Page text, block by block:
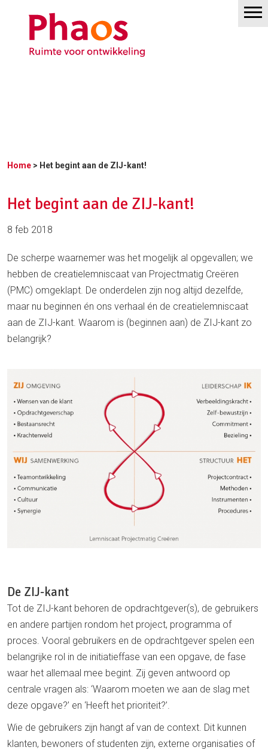
Home > Het begint aan de ZIJ-kant!
Het begint aan de ZIJ-kant!
8 feb 2018
De scherpe waarnemer was het mogelijk al opgevallen; we
hebben de creatielemniscaat van Projectmatig Creëren
(PMC) omgeklapt. De onderdelen zijn nog altijd dezelfde,
maar nu beginnen én ons verhaal én de creatielemniscaat
aan de ZIJ-kant. Waarom is (beginnen aan) de ZIJ-kant zo
belangrijk?
De ZIJ-kant
Tot de ZIJ-kant behoren de opdrachtgever(s), de gebruikers
en andere partijen rondom het project, programma of
proces. Vooral gebruikers en de opdrachtgever spelen een
belangrijke rol in de initiatieffase van een opgave, de fase
waar het allemaal mee begint. Zij geven antwoord op
centrale vragen als: ‘Waarom moeten we aan de slag met
deze opgave?’ en ‘Heeft het prioriteit?’.
Wie de gebruikers zijn hangt af van de context. Dit kunnen
klanten, bewoners of studenten zijn, externe organisaties of